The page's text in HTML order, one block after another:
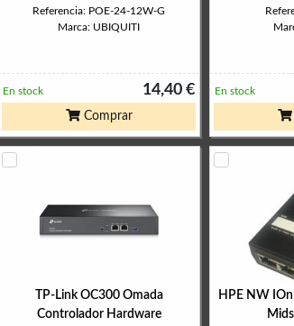
Referencia: POE-24-12W-G
Marca: UBIQUITI
14,40 €
En stock
Comprar
En stock
TP-Link OC300 Omada
Controlador Hardware
HPE NW